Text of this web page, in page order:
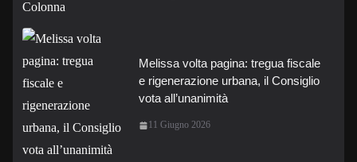
Melissa volta pagina: tregua fiscale
e rigenerazione urbana, il Consiglio
vota all’unanimità
11 Giugno 2026